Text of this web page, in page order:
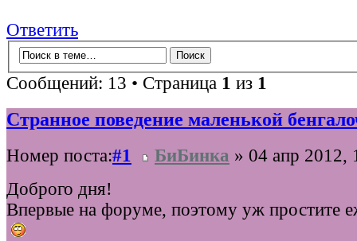
Ответить
Сообщений: 13 • Страница 1 из 1
Странное поведение маленькой
Номер поста:#1 БиБинка » 04 апр 2012,
Доброго дня!
Впервые на форуме, поэтому уж простите